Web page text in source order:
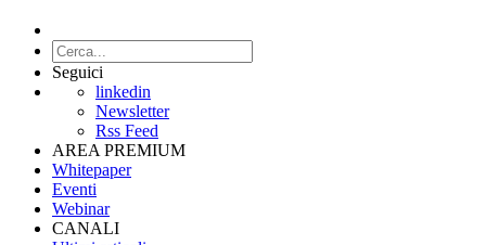
Seguici
linkedin
Newsletter
Rss Feed
AREA PREMIUM
Whitepaper
Eventi
Webinar
CANALI